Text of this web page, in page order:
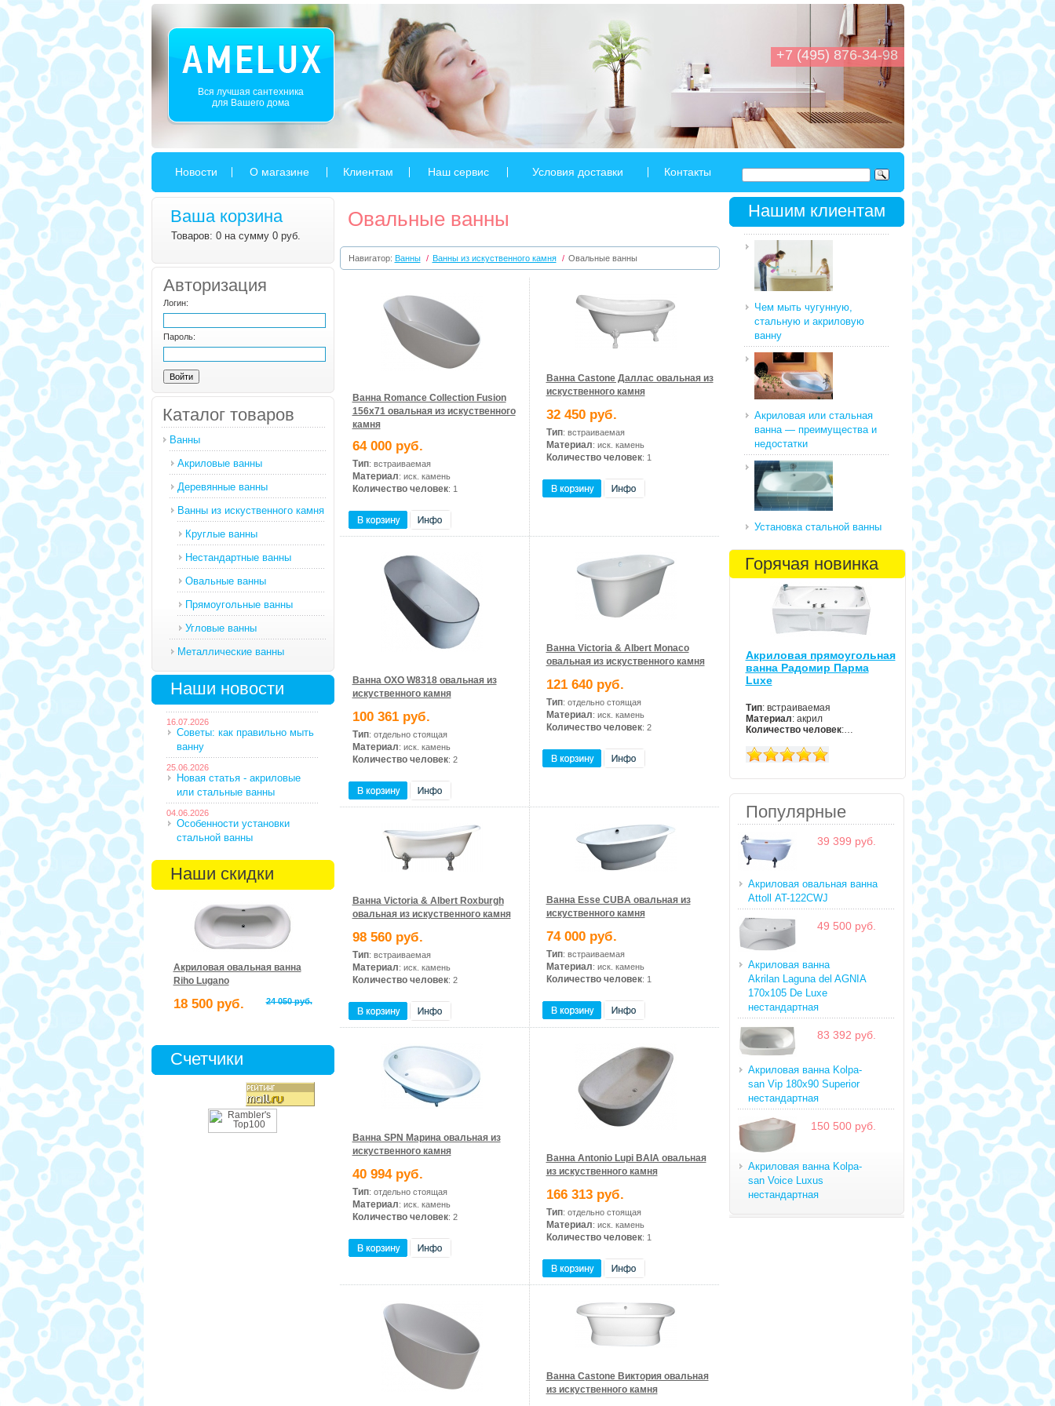
+7 (495) 876-34-98
Вся лучшая сантехника
для Вашего дома
Новости О магазине Клиентам Наш сервис Условия доставки Контакты
Ваша корзина
Товаров: 0 на сумму 0 руб.
Авторизация
Логин:
Пароль:
Каталог товаров
Ванны
Акриловые ванны
Деревянные ванны
Ванны из искуственного камня
Круглые ванны
Нестандартные ванны
Овальные ванны
Прямоугольные ванны
Угловые ванны
Металлические ванны
Наши новости
16.07.2026
Советы: как правильно мыть
ванну
25.06.2026
Новая статья - акриловые
или стальные ванны
04.06.2026
Особенности установки
стальной ванны
Наши скидки
Акриловая овальная ванна
Riho Lugano
18 500 руб. 24 050 руб.
Счетчики
Овальные ванны
Навигатор: Ванны / Ванны из искуственного камня / Овальные ванны
Ванна Romance Collection Fusion
156х71 овальная из искуственного
камня
64 000 руб.
Тип: встраиваемая
Материал: иск. камень
Количество человек: 1
Ванна Castone Даллас овальная из
искуственного камня
32 450 руб.
Тип: встраиваемая
Материал: иск. камень
Количество человек: 1
Ванна OXO W8318 овальная из
искуственного камня
100 361 руб.
Тип: отдельно стоящая
Материал: иск. камень
Количество человек: 2
Ванна Victoria & Albert Monaco
овальная из искуственного камня
121 640 руб.
Тип: отдельно стоящая
Материал: иск. камень
Количество человек: 2
Ванна Victoria & Albert Roxburgh
овальная из искуственного камня
98 560 руб.
Тип: встраиваемая
Материал: иск. камень
Количество человек: 2
Ванна Esse CUBA овальная из
искуственного камня
74 000 руб.
Тип: встраиваемая
Материал: иск. камень
Количество человек: 1
Ванна SPN Марина овальная из
искуственного камня
40 994 руб.
Тип: отдельно стоящая
Материал: иск. камень
Количество человек: 2
Ванна Antonio Lupi BAIA овальная
из искуственного камня
166 313 руб.
Тип: отдельно стоящая
Материал: иск. камень
Количество человек: 1
Ванна Castone Виктория овальная
из искуственного камня
Нашим клиентам
Чем мыть чугунную,
стальную и акриловую
ванну
Акриловая или стальная
ванна — преимущества и
недостатки
Установка стальной ванны
Горячая новинка
Акриловая прямоугольная
ванна Радомир Парма
Luxe
Тип: встраиваемая
Материал: акрил
Количество человек:…
Популярные
39 399 руб.
Акриловая овальная ванна
Attoll AT-122CWJ
49 500 руб.
Акриловая ванна
Akrilan Laguna del AGNIA
170x105 De Luxe
нестандартная
83 392 руб.
Акриловая ванна Kolpa-
san Vip 180x90 Superior
нестандартная
150 500 руб.
Акриловая ванна Kolpa-
san Voice Luxus
нестандартная